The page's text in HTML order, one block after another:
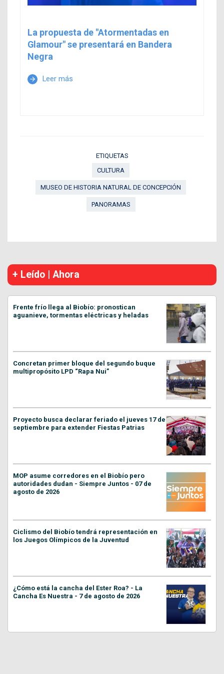
La propuesta de "Atormentadas en
Glamour" se presentará en Bandera
Negra
arrow_forward Leer más
ETIQUETAS
CULTURA
MUSEO DE HISTORIA NATURAL DE CONCEPCIÓN
PANORAMAS
+ Leído | Ahora
Frente frío llega al Biobío: pronostican
aguanieve, tormentas eléctricas y heladas
Concretan primer bloque del segundo buque
multipropósito LPD “Rapa Nui”
Proyecto busca declarar feriado el jueves 17 de
septiembre para extender Fiestas Patrias
MOP asume corredores en el Biobío pero
autoridades dudan - Siempre Juntos - 07 de
agosto de 2026
Ciclismo del Biobío tendrá representación en
los Juegos Olímpicos de la Juventud
¿Cómo está la cancha del Ester Roa? - La
Cancha Es Nuestra - 7 de agosto de 2026